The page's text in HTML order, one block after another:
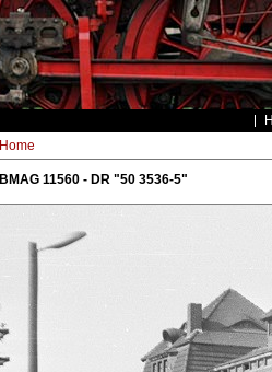
Home
BMAG 11560 - DR "50 3536-5"